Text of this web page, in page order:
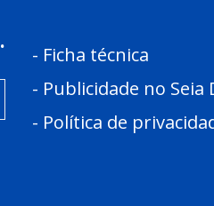
- Ficha técnica
- Publicidade no Seia
- Política de